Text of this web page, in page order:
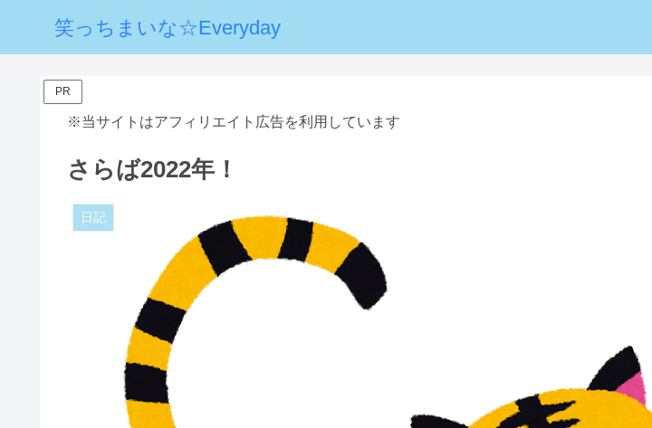
笑っちまいな☆Everyday
PR
※当サイトはアフィリエイト広告を利用しています
さらば2022年！
日記